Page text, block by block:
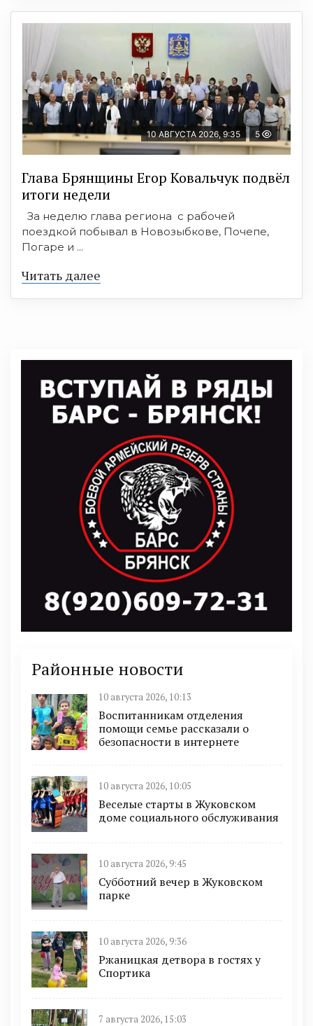
10 АВГУСТА 2026, 9:35 5
Глава Брянщины Егор Ковальчук подвёл
итоги недели
За неделю глава региона с рабочей
поездкой побывал в Новозыбкове, Почепе,
Погаре и ...
Читать далее
Районные новости
10 августа 2026, 10:13
Воспитанникам отделения
помощи семье рассказали о
безопасности в интернете
10 августа 2026, 10:05
Веселые старты в Жуковском
доме социального обслуживания
10 августа 2026, 9:45
Субботний вечер в Жуковском
парке
10 августа 2026, 9:36
Ржаницкая детвора в гостях у
Спортика
7 августа 2026, 15:03